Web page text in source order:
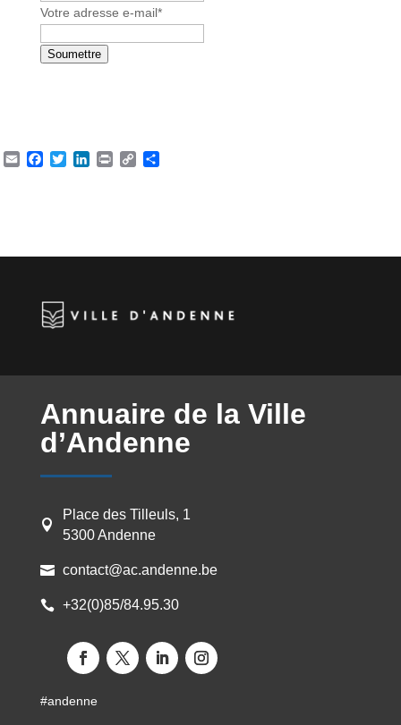
m
Votre adresse e-mail*
Soumettre
EmailFacebook
TwitterLinkedIn
Print Copy
Annuaire de la Ville
d’Andenne

Place des Tilleuls, 1
5300 Andenne
 contact@ac.andenne.be
 +32(0)85/84.95.30
#andenne